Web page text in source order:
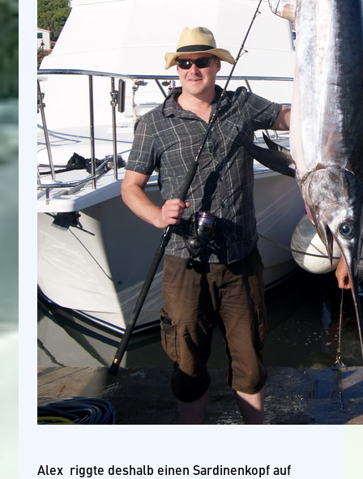
Alex riggte deshalb einen Sardinenkopf auf